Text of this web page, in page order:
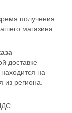
получения
магазина.
доставке
на
из региона.